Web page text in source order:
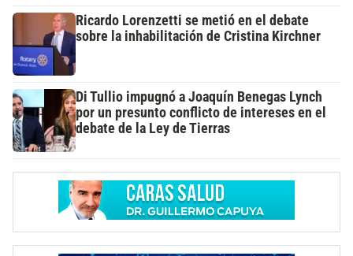
Ricardo Lorenzetti se metió en el debate
sobre la inhabilitación de Cristina Kirchner
Di Tullio impugnó a Joaquín Benegas Lynch
por un presunto conflicto de intereses en el
debate de la Ley de Tierras